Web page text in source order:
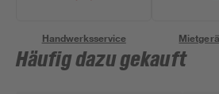
Handwerksservice
Häufig dazu gekauft